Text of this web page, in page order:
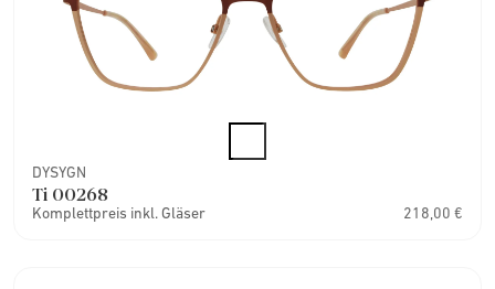
DYSYGN
Ti 00268
Komplettpreis inkl. Gläser 218,00 €